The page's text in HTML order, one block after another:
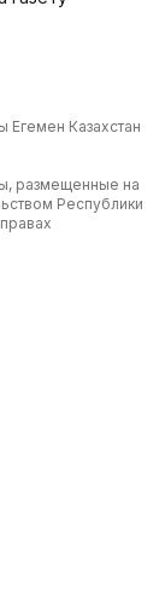
Егемен Казахстан
размещенные на
Республики